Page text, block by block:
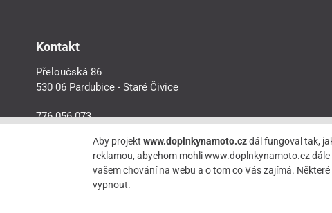
Kontakt
Přeloučská 86
530 06 Pardubice - Staré Čivice
776 056 073
Aby projektwww.doplnkynamoto.czdál fungoval tak,
reklamou, abychom mohli www.doplnkynamoto.cz
vašem chování na webu a o tom co Vás zajímá.
vypnout.